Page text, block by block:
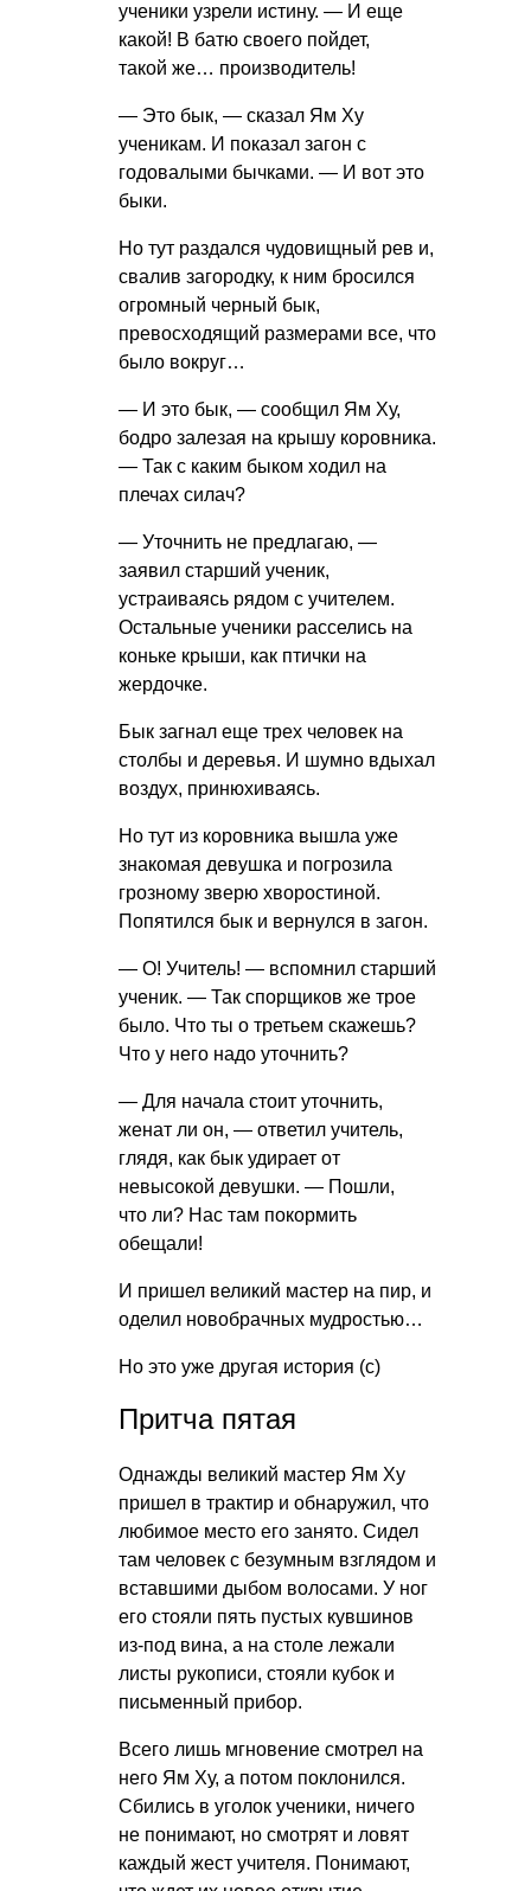
ученики узрели истину. — И еще
какой! В батю своего пойдет,
такой же… производитель!
— Это бык, — сказал Ям Ху
ученикам. И показал загон с
годовалыми бычками. — И вот это
быки.
Но тут раздался чудовищный рев и,
свалив загородку, к ним бросился
огромный черный бык,
превосходящий размерами все, что
было вокруг…
— И это бык, — сообщил Ям Ху,
бодро залезая на крышу коровника.
— Так с каким быком ходил на
плечах силач?
— Уточнить не предлагаю, —
заявил старший ученик,
устраиваясь рядом с учителем.
Остальные ученики расселись на
коньке крыши, как птички на
жердочке.
Бык загнал еще трех человек на
столбы и деревья. И шумно вдыхал
воздух, принюхиваясь.
Но тут из коровника вышла уже
знакомая девушка и погрозила
грозному зверю хворостиной.
Попятился бык и вернулся в загон.
— О! Учитель! — вспомнил старший
ученик. — Так спорщиков же трое
было. Что ты о третьем скажешь?
Что у него надо уточнить?
— Для начала стоит уточнить,
женат ли он, — ответил учитель,
глядя, как бык удирает от
невысокой девушки. — Пошли,
что ли? Нас там покормить
обещали!
И пришел великий мастер на пир, и
оделил новобрачных мудростью…
Но это уже другая история (с)
Притча пятая
Однажды великий мастер Ям Ху
пришел в трактир и обнаружил, что
любимое место его занято. Сидел
там человек с безумным взглядом и
вставшими дыбом волосами. У ног
его стояли пять пустых кувшинов
из-под вина, а на столе лежали
листы рукописи, стояли кубок и
письменный прибор.
Всего лишь мгновение смотрел на
него Ям Ху, а потом поклонился.
Сбились в уголок ученики, ничего
не понимают, но смотрят и ловят
каждый жест учителя. Понимают,